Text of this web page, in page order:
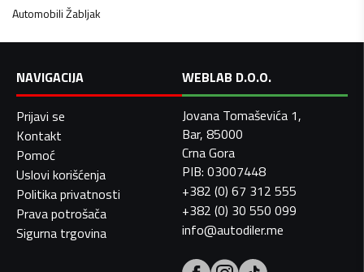
AutomobiliŽabljak
NAVIGACIJA
Prijavi se
Kontakt
Pomoć
Uslovi korišćenja
Politika privatnosti
Prava potrošača
Sigurna trgovina
WEBLAB D.O.O.
Jovana Tomaševića 1,
Bar, 85000
Crna Gora
PIB: 03007448
+382 (0) 67 312 555
+382 (0) 30 550 099
info@autodiler.me